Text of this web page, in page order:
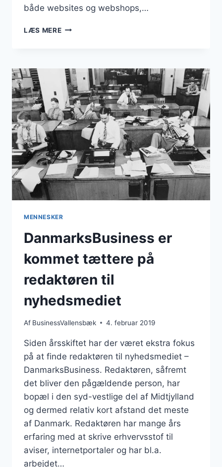
både websites og webshops,…
LÆS MERECTO
MENNESKER
DanmarksBusiness er
kommet tættere på
redaktøren til
nyhedsmediet
Af BusinessVallensbæk 4. februar 2019
Siden årsskiftet har der været ekstra fokus
på at finde redaktøren til nyhedsmediet –
DanmarksBusiness. Redaktøren, såfremt
det bliver den pågældende person, har
bopæl i den syd-vestlige del af Midtjylland
og dermed relativ kort afstand det meste
af Danmark. Redaktøren har mange års
erfaring med at skrive erhvervsstof til
aviser, internetportaler og har bl.a.
arbejdet…